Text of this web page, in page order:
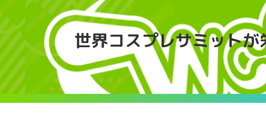
世界コスプレサミット